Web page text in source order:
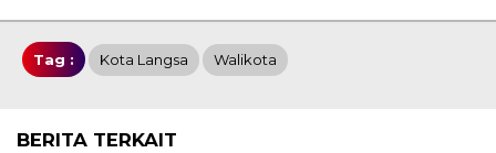
Tag : Kota Langsa Walikota
BERITA TERKAIT